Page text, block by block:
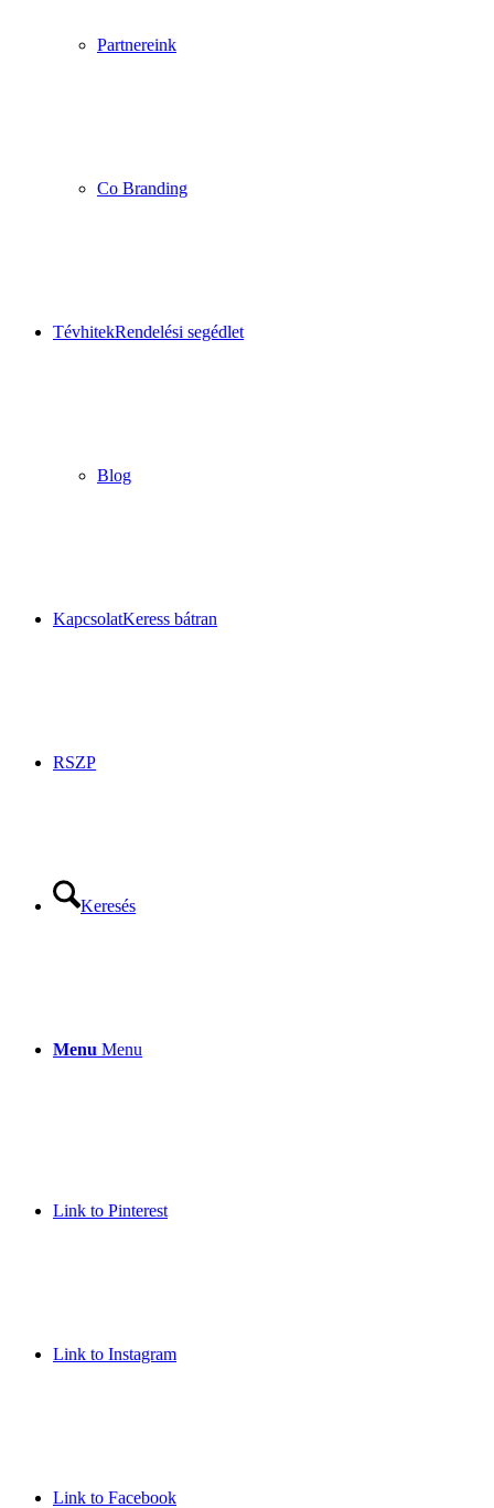
Partnereink
Co Branding
TévhitekRendelési segédlet
Blog
KapcsolatKeress bátran
RSZP
Keresés
Menu Menu
Link to Pinterest
Link to Instagram
Link to Facebook